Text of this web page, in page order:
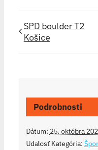
SPD boulder T2
Košice
Podrobnosti
Dátum: 25. októbra
Udalosť Kategória: